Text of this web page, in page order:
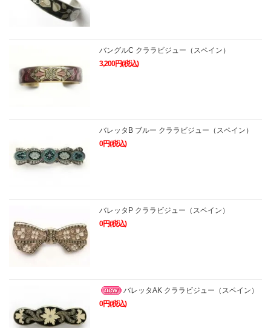
バングルC クララビジュー（スペイン）
3,200円(税込)
バレッタB ブルー クララビジュー（スペイン）
0円(税込)
バレッタP クララビジュー（スペイン）
0円(税込)
バレッタAK クララビジュー（スペイン）
0円(税込)